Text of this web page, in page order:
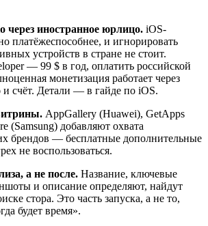
через иностранное юрлицо. iOS-
платёжеспособнее, и игнорировать
устройств в стране не стоит.
— 99 $ в год, оплатить российской
монетизация работает через
счёт. Детали — в гайде по iOS.
AppGallery (Huawei), GetApps
(Samsung) добавляют охвата
брендов — бесплатные дополнительные
не воспользоваться.
а не после. Название, ключевые
и описание определяют, найдут
стора. Это часть запуска, а не то,
будет время».